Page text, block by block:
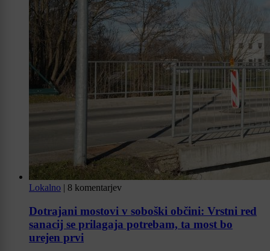
Lokalno | 8 komentarjev
Dotrajani mostovi v soboški občini: Vrstni red
sanacij se prilagaja potrebam, ta most bo
urejen prvi